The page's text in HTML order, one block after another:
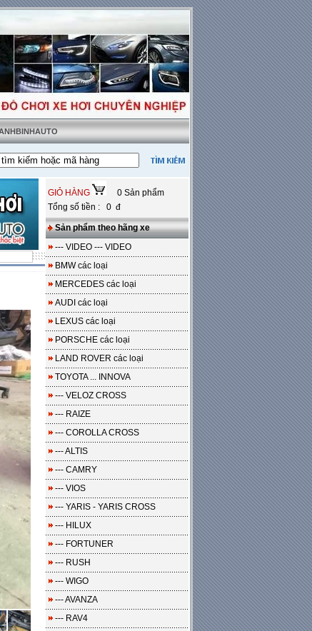
sàn da---Miễn phí 100% công lắp đặt
GIỎ HÀNG
0 Sản phẩm
Tổng số tiền : 0 đ
Sản phẩm theo hãng xe
--- VIDEO --- VIDEO
BMW các loại
MERCEDES các loại
AUDI các loại
LEXUS các loại
PORSCHE các loại
LAND ROVER các loại
TOYOTA ... INNOVA
--- VELOZ CROSS
--- RAIZE
--- COROLLA CROSS
--- ALTIS
--- CAMRY
--- VIOS
--- YARIS - YARIS CROSS
--- HILUX
--- FORTUNER
--- RUSH
--- WIGO
--- AVANZA
--- RAV4